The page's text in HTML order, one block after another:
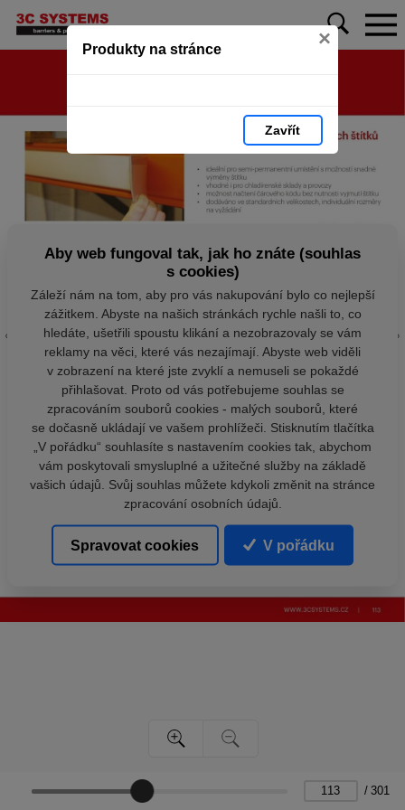
Produkty na stránce ×
Zavřít
/ 301
Aby web fungoval tak, jak ho znáte (souhlas
s cookies)
Záleží nám na tom, aby pro vás nakupování bylo co nejlepší
zážitkem. Abyste na našich stránkách rychle našli to, co
hledáte, ušetřili spoustu klikání a nezobrazovaly se vám
reklamy na věci, které vás nezajímají. Abyste web viděli
v zobrazení na které jste zvyklí a nemuseli se pokaždé
přihlašovat. Proto od vás potřebujeme souhlas se
zpracováním souborů cookies - malých souborů, které
se dočasně ukládají ve vašem prohlížeči. Stisknutím tlačítka
„V pořádku“ souhlasíte s nastavením cookies tak, abychom
vám poskytovali smysluplné a užitečné služby na základě
vašich údajů. Svůj souhlas můžete kdykoli změnit na stránce
zpracování osobních údajů.
Spravovat cookies V pořádku